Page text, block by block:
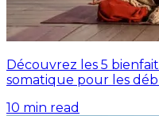
Découvrez les 5
somatique pour les
10 min read